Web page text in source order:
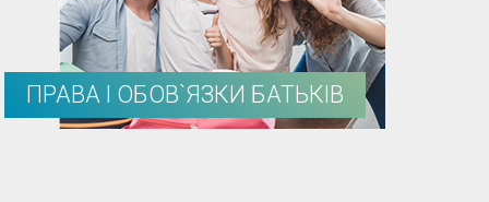
ПРАВА І ОБОВ`ЯЗКИ БАТЬКІВ